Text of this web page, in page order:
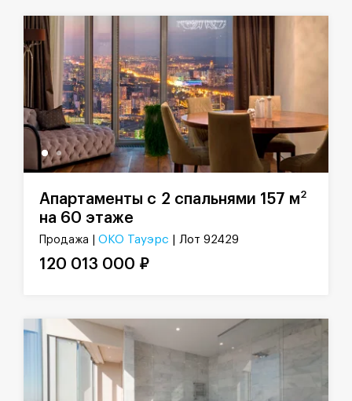
Апартаменты с 2 спальнями 157 м2
на 60 этаже
Продажа | ОКО Тауэрс | Лот 92429
120 013 000 ₽